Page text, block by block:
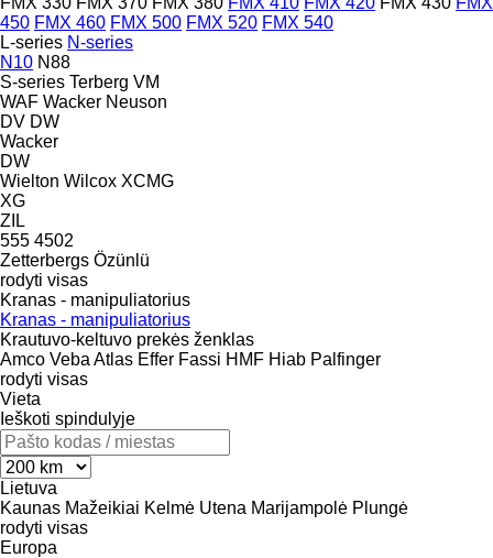
450 FMX 460 FMX 500 FMX 520 FMX 540
L-series N-series
N10 N88
S-series Terberg VM
WAF Wacker Neuson
DV DW
Wacker
DW
Wielton Wilcox XCMG
XG
ZIL
555 4502
Zetterbergs Özünlü
rodyti visas
Kranas - manipuliatorius
Kranas - manipuliatorius
Krautuvo-keltuvo prekės ženklas
Amco Veba Atlas Effer Fassi HMF Hiab Palfinger
rodyti visas
Vieta
Ieškoti spindulyje
Lietuva
Kaunas Mažeikiai Kelmė Utena Marijampolė Plungė
rodyti visas
Europa